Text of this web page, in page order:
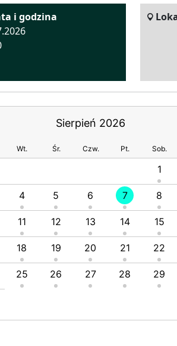
i godzina
Sierpień 2026
Wt. Śr. Czw. Pt. Sob.
1
4 5 6 7 8
11 12 13 14 15
18 19 20 21 22
25 26 27 28 29